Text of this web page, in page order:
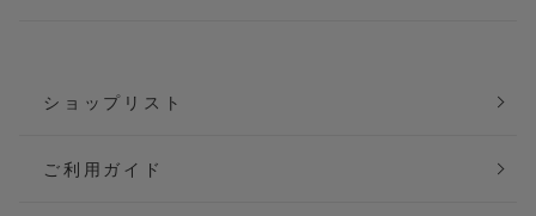
ショップリスト
ご利用ガイド